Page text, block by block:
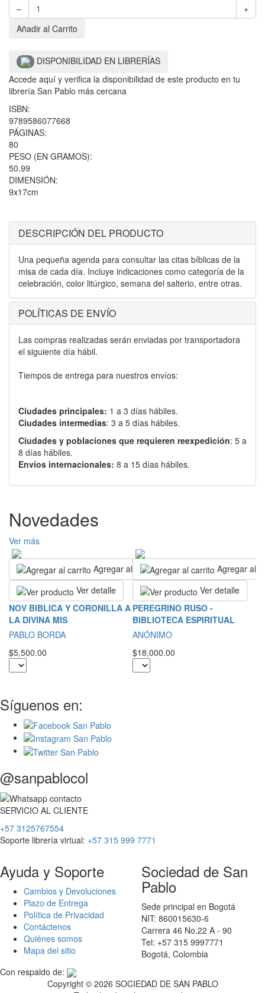
–
+
Añadir al Carrito
DISPONIBILIDAD EN LIBRERÍAS
Accede aquí y verifica la disponibilidad de este producto en tu
librería San Pablo más cercana
ISBN:
9789586077668
PÁGINAS:
80
PESO (EN GRAMOS):
50.99
DIMENSIÓN:
9x17cm
DESCRIPCIÓN DEL PRODUCTO
Una pequeña agenda para consultar las citas bíblicas de la
misa de cada día. Incluye indicaciones como categoría de la
celebración, color litúrgico, semana del salterio, entre otras.
POLÍTICAS DE ENVÍO
Las compras realizadas serán enviadas por transportadora
el siguiente día hábil.
Tiempos de entrega para nuestros envíos:
Ciudades principales: 1 a 3 días hábiles.
Ciudades intermedias: 3 a 5 días hábiles.
Ciudades y poblaciones que requieren reexpedición: 5 a
8 días hábiles.
Envíos internacionales: 8 a 15 días hábiles.
Novedades
Ver más
Agregar al carrito
Ver detalle
NOV BIBLICA Y CORONILLA A
LA DIVINA MIS
PABLO BORDA
$5,500.00
Agregar al
Ver detalle
PEREGRINO RUSO -
BIBLIOTECA ESPIRITUAL
ANÓNIMO
$18,000.00
Síguenos en:
@sanpablocol
SERVICIO AL CLIENTE
+57 3125767554
Soporte librería virtual: +57 315 999 7771
Ayuda y Soporte
Cambios y Devoluciones
Plazo de Entrega
Política de Privacidad
Contáctenos
Quiénes somos
Mapa del sitio
Sociedad de San
Pablo
Sede principal en Bogotá
NIT: 860015630-6
Carrera 46 No.22 A - 90
Tel: +57 315 9997771
Bogotá, Colombia
Con respaldo de:
Copyright © 2026 SOCIEDAD DE SAN PABLO